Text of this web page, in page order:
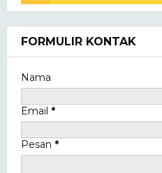
FORMULIR KONTAK
Nama
Email *
Pesan *